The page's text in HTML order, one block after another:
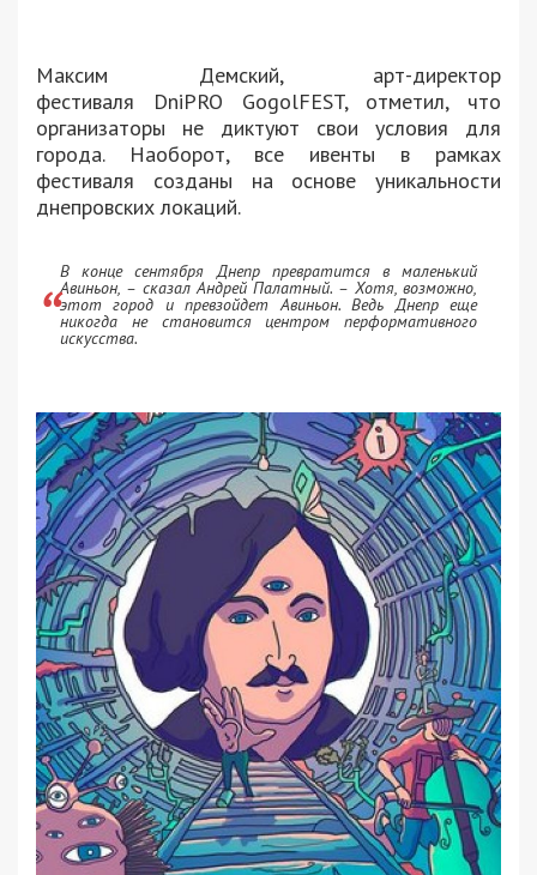
Максим Демский, арт-директор
фестиваля DniPRO GogolFEST, отметил, что
организаторы не диктуют свои условия для
города. Наоборот, все ивенты в рамках
фестиваля созданы на основе уникальности
днепровских локаций.
В конце сентября Днепр превратится в маленький
Авиньон, – сказал Андрей Палатный. – Хотя, возможно,
этот город и превзойдет Авиньон. Ведь Днепр еще
никогда не становится центром перформативного
искусства.